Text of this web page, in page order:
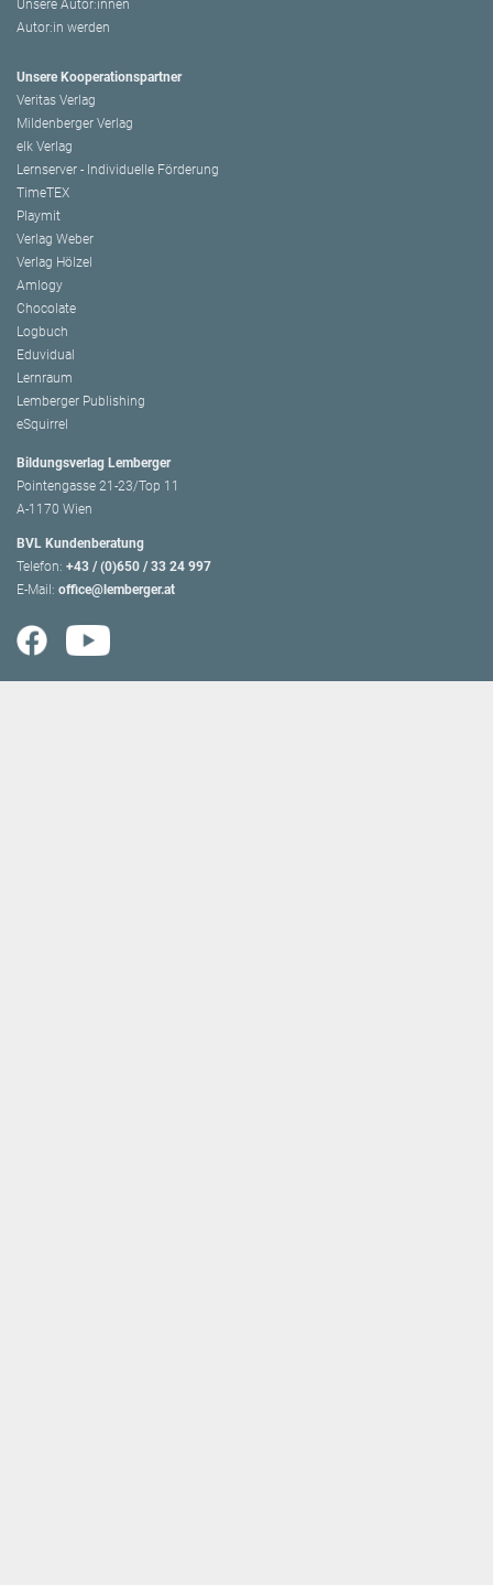
Unsere Autor:innen
Autor:in werden
Unsere Kooperationspartner
Veritas Verlag
Mildenberger Verlag
elk Verlag
Lernserver - Individuelle Förderung
TimeTEX
Playmit
Verlag Weber
Verlag Hölzel
Amlogy
Chocolate
Logbuch
Eduvidual
Lernraum
Lemberger Publishing
eSquirrel
Bildungsverlag Lemberger
Pointengasse 21-23/Top 11
A-1170 Wien
BVL Kundenberatung
Telefon: +43 / (0)650 / 33 24 997
E-Mail: office@lemberger.at